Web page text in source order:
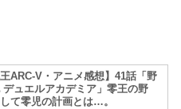
王ARC-V・アニメ感想】41話「野
デュエルアカデミア」零王の野
て零児の計画とは…。